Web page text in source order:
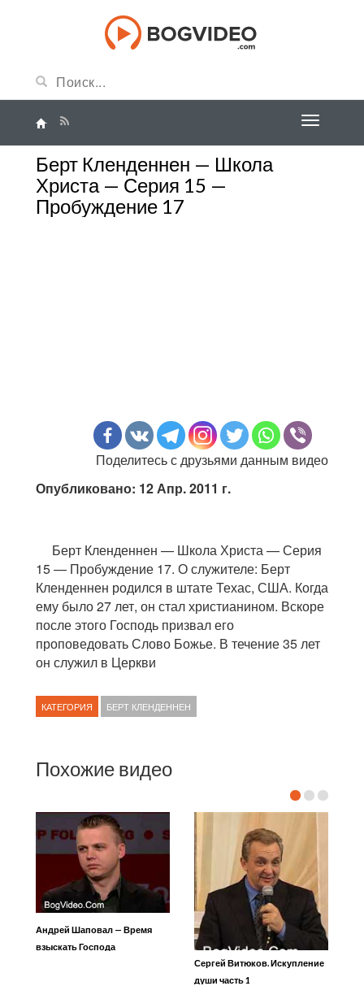
Берт Кленденнен — Школа
Христа — Серия 15 —
Пробуждение 17
Поделитесь с друзьями данным видео
Опубликовано: 12 Апр. 2011 г.
Берт Кленденнен — Школа Христа — Серия
15 — Пробуждение 17. О служителе: Берт
Кленденнен родился в штате Техас, США. Когда
ему было 27 лет, он стал христианином. Вскоре
после этого Господь призвал его
проповедовать Слово Божье. В течение 35 лет
он служил в Церкви
КАТЕГОРИЯ БЕРТ КЛЕНДЕННЕН
Похожие видео
Андрей Шаповал — Время
взыскать Господа
Сергей Витюков. Искупление
души часть 1